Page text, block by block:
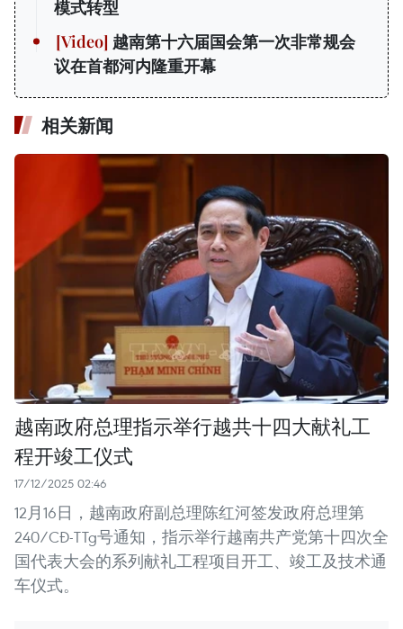
模式转型
越南第十六届国会第一次非常规会
议在首都河内隆重开幕
相关新闻
越南政府总理指示举行越共十四大献礼工
程开竣工仪式
17/12/2025 02:46
12月16日，越南政府副总理陈红河签发政府总理第
240/CĐ-TTg号通知，指示举行越南共产党第十四次全
国代表大会的系列献礼工程项目开工、竣工及技术通
车仪式。